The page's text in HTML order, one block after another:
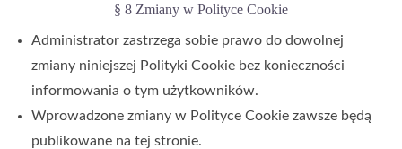
§ 8 Zmiany w Polityce Cookie
Administrator zastrzega sobie prawo do dowolnej
zmiany niniejszej Polityki Cookie bez konieczności
informowania o tym użytkowników.
Wprowadzone zmiany w Polityce Cookie zawsze będą
publikowane na tej stronie.